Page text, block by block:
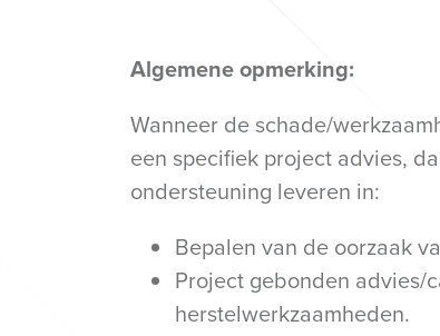
Algemene opmerking:
Wanneer de schade/
een specifiek project advies,
ondersteuning leveren in:
Bepalen van de oorzaak
Project gebonden advies/
herstelwerkzaamheden.